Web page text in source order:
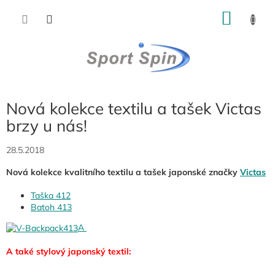
Nová kolekce textilu a tašek Victas
brzy u nás!
28.5.2018
Nová kolekce kvalitního textilu a tašek japonské značky Victas
Taška 412
Batoh 413
A
A také stylový japonský textil: